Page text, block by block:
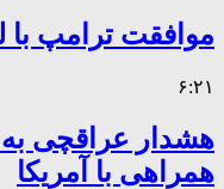
موافقت ترامپ با
۶:۲۱
هشدار عراقچی به
همراهی با آمریکا